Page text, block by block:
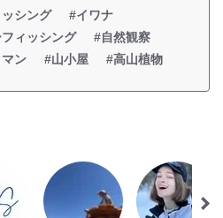
シング
#イワナ
ィッシング
#自然観察
ン #山小屋 #高山植物